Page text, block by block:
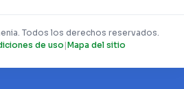
Todos los derechos reservados.
de uso |Mapa del sitio